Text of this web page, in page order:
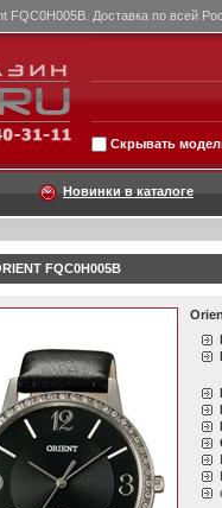
FQC0H005B. Доставка по всей
Скрывать
Новинки в каталоге
FQC0H005B